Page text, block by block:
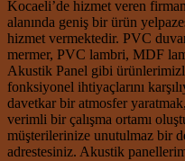
Kocaeli’de hizmet veren
alanında geniş bir ürün
hizmet vermektedir. PVC
mermer, PVC lambri, MDF
Akustik Panel gibi
fonksiyonel ihtiyaçlarını
davetkar bir atmosfer
verimli bir çalışma ortamı
müşterilerinize unutulmaz bir
adrestesiniz. Akustik